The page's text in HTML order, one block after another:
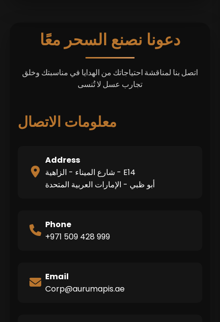
دعونا نصنع السحر معًا
اتصل بنا لمناقشة احتياجاتك من الهدايا في مناسبتك وخلق
تجارب عسل لا تُنسى
معلومات الاتصال
Address
شارع الميناء - الزاهية - E14
أبو ظبي - الإمارات العربية المتحدة
Phone
+971 509 428 999
Email
Corp@aurumapis.ae